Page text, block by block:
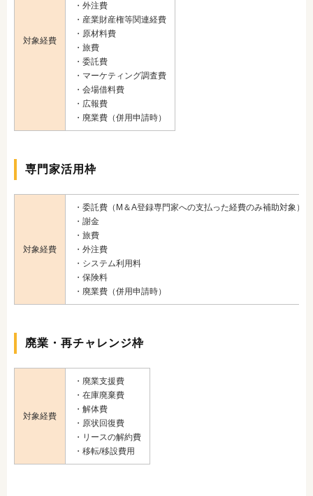
対象経費
・外注費
・産業財産権等関連経費
・原材料費
・旅費
・委託費
・マーケティング調査費
・会場借料費
・広報費
・廃業費（併用申請時）
専門家活用枠
対象経費
・委託費（M＆A登録専門家への支払った経費のみ補助対象）
・謝金
・旅費
・外注費
・システム利用料
・保険料
・廃業費（併用申請時）
廃業・再チャレンジ枠
対象経費
・廃業支援費
・在庫廃棄費
・解体費
・原状回復費
・リースの解約費
・ 移転/移設費用